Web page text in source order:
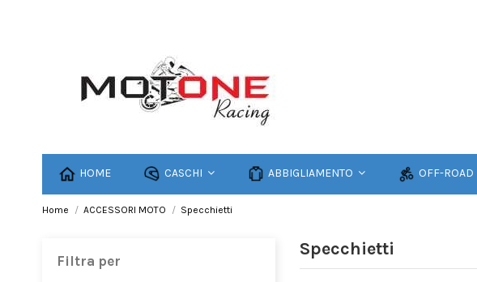
HOME CASCHI ABBIGLIAMENTO OFF-ROAD
Home ACCESSORI MOTO Specchietti
Specchietti
Filtra per